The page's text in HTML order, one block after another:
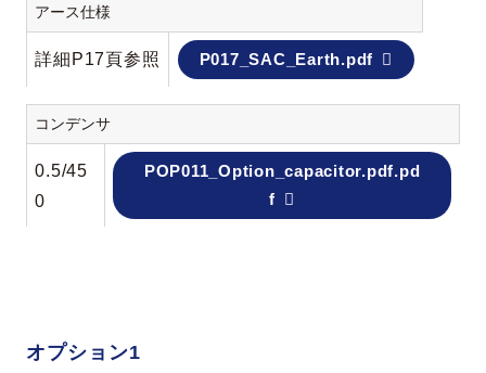
アース仕様
詳細P17頁参照 P017_SAC_Earth.pdf
コンデンサ
0.5/45
0
POP011_Option_capacitor.pdf.pd
f
オプション1